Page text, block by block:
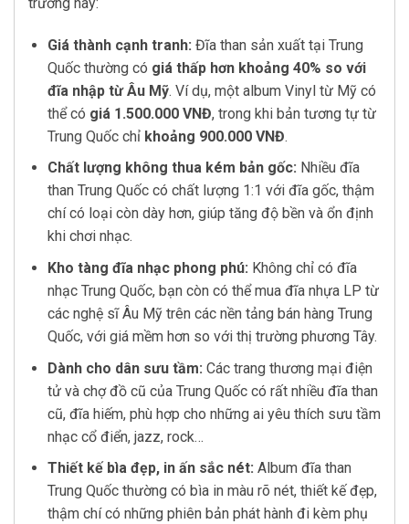
Giá thành cạnh tranh: Đĩa than sản xuất tại Trung
Quốc thường có giá thấp hơn khoảng 40% so với
đĩa nhập từ Âu Mỹ. Ví dụ, một album Vinyl từ Mỹ có
thể có giá 1.500.000 VNĐ, trong khi bản tương tự từ
Trung Quốc chỉ khoảng 900.000 VNĐ.
Chất lượng không thua kém bản gốc: Nhiều đĩa
than Trung Quốc có chất lượng 1:1 với đĩa gốc, thậm
chí có loại còn dày hơn, giúp tăng độ bền và ổn định
khi chơi nhạc.
Kho tàng đĩa nhạc phong phú: Không chỉ có đĩa
nhạc Trung Quốc, bạn còn có thể mua đĩa nhựa LP từ
các nghệ sĩ Âu Mỹ trên các nền tảng bán hàng Trung
Quốc, với giá mềm hơn so với thị trường phương Tây.
Dành cho dân sưu tầm: Các trang thương mại điện
tử và chợ đồ cũ của Trung Quốc có rất nhiều đĩa than
cũ, đĩa hiếm, phù hợp cho những ai yêu thích sưu tầm
nhạc cổ điển, jazz, rock…
Thiết kế bìa đẹp, in ấn sắc nét: Album đĩa than
Trung Quốc thường có bìa in màu rõ nét, thiết kế đẹp,
thậm chí có những phiên bản phát hành đi kèm phụ